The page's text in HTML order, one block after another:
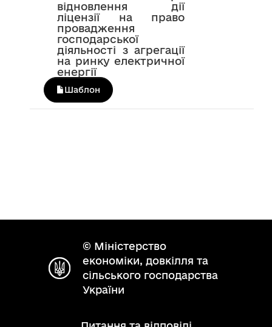
відновлення дії
ліцензії на право
провадження
господарської
діяльності з агрегації
на ринку електричної
енергії
Шаблон
© Міністерство
економіки, довкілля та
сільського господарства
України